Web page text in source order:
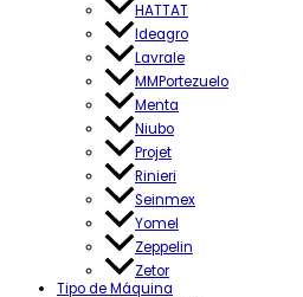
HATTAT
Ideagro
Lavrale
MMPortezuelo
Menta
Niubo
Projet
Rinieri
Seinmex
Yomel
Zeppelin
Zetor
Tipo de Máquina